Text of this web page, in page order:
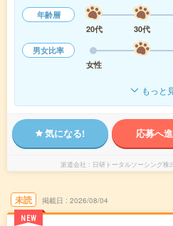
年齢層
20代
30代
男女比率
女性
もっと
気になる! 応募へ
派遣会社 日研トータルソーシング
未読
NEW
掲載日 2026/08/04